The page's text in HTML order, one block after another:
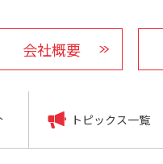
会社概要
トピックス一覧